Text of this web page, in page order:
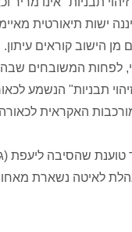
ישות תיאורטית
מן הישוב קוראים עיתון.
לפחות המשובחים
תבניות" הנשמע
האקראית
טוענת שהסיבה ליעפת
לאיטה נשארת מאחור